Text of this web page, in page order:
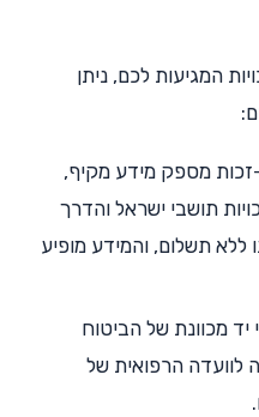
המגיעות לכם, ניתן
מספק מידע מקיף,
תושבי ישראל והדרך
ללא תשלום, והמידע מופיע
יד מכוונת של הביטוח
לוועדה הרפואית של